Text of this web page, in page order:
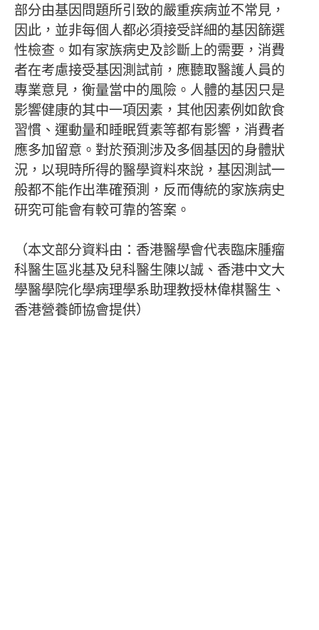
部分由基因問題所引致的嚴重疾病並不常見，
因此，並非每個人都必須接受詳細的基因篩選
性檢查。如有家族病史及診斷上的需要，消費
者在考慮接受基因測試前，應聽取醫護人員的
專業意見，衡量當中的風險。人體的基因只是
影響健康的其中一項因素，其他因素例如飲食
習慣、運動量和睡眠質素等都有影響，消費者
應多加留意。對於預測涉及多個基因的身體狀
況，以現時所得的醫學資料來說，基因測試一
般都不能作出準確預測，反而傳統的家族病史
研究可能會有較可靠的答案。
（本文部分資料由：香港醫學會代表臨床腫瘤
科醫生區兆基及兒科醫生陳以誠、香港中文大
學醫學院化學病理學系助理教授林偉棋醫生、
香港營養師協會提供）